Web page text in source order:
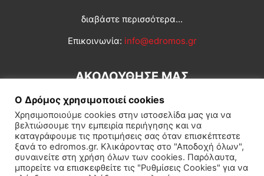
διαβάστε περισσότερα...
Επικοινωνία: info@edromos.gr
ΑΚΟΛΟΥΘΗΣΕ ΜΑΣ
Εγγραφή συνδρομητή Πολιτική Διεθνή Κοινωνία
Ο Δρόμος χρησιμοποιεί cookies
Χρησιμοποιούμε cookies στην ιστοσελίδα μας για να
βελτιώσουμε την εμπειρία περιήγησης και να
καταγράφουμε τις προτιμήσεις σας όταν επισκέπτεστε
ξανά το edromos.gr. Κλικάροντας στο "Αποδοχή όλων",
συναινείτε στη χρήση όλων των cookies. Παρόλαυτα,
μπορείτε να επισκεφθείτε τις "Ρυθμίσεις Cookies" για να